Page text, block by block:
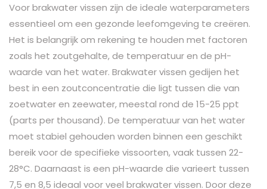
Voor brakwater vissen zijn de ideale waterparameters
essentieel om een gezonde leefomgeving te creëren.
Het is belangrijk om rekening te houden met factoren
zoals het zoutgehalte, de temperatuur en de pH-
waarde van het water. Brakwater vissen gedijen het
best in een zoutconcentratie die ligt tussen die van
zoetwater en zeewater, meestal rond de 15-25 ppt
(parts per thousand). De temperatuur van het water
moet stabiel gehouden worden binnen een geschikt
bereik voor de specifieke vissoorten, vaak tussen 22-
28°C. Daarnaast is een pH-waarde die varieert tussen
7,5 en 8,5 ideaal voor veel brakwater vissen. Door deze